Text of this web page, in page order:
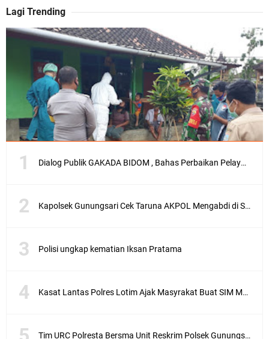
Lagi Trending
Dialog Publik GAKADA BIDOM , Bahas Perbaikan Pelayanan Medis di NTB
Kapolsek Gunungsari Cek Taruna AKPOL Mengabdi di SRD 4
Polisi ungkap kematian Iksan Pratama
Kasat Lantas Polres Lotim Ajak Masyrakat Buat SIM Melalui SATPAS Bukan Calo
Tim URC Polresta Bersma Unit Reskrim Polsek Gunungsari Tangkap Pelaku Curanmor